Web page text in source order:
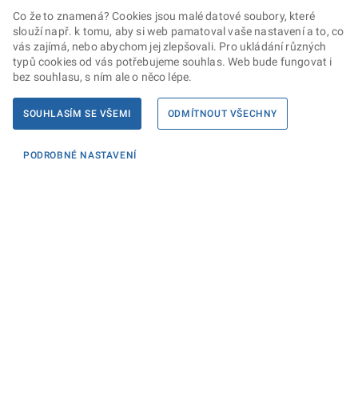
Co že to znamená? Cookies jsou malé datové soubory, které
slouží např. k tomu, aby si web pamatoval vaše nastavení a to, co
vás zajímá, nebo abychom jej zlepšovali. Pro ukládání různých
typů cookies od vás potřebujeme souhlas. Web bude fungovat i
bez souhlasu, s ním ale o něco lépe.
SOUHLASÍM SE VŠEMI ODMÍTNOUT VŠECHNY
PODROBNÉ NASTAVENÍ